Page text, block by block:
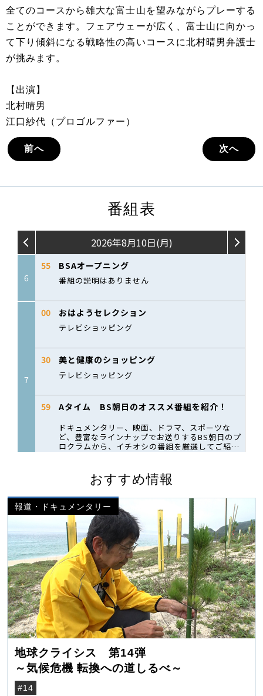
全てのコースから雄大な富士山を望みながらプレーする
ことができます。フェアウェーが広く、富士山に向かっ
て下り傾斜になる戦略性の高いコースに北村晴男弁護士
が挑みます。
【出演】
北村晴男
江口紗代（プロゴルファー）
前へ 次へ
番組表
おすすめ情報
報道・ドキュメンタリー
地球クライシス 第14弾
～気候危機 転換への道しるべ～
#14